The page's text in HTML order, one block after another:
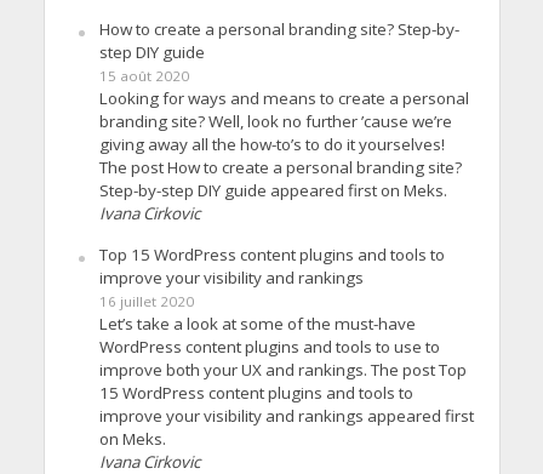
How to create a personal branding site? Step-by-
step DIY guide
15 août 2020
Looking for ways and means to create a personal
branding site? Well, look no further ’cause we’re
giving away all the how-to’s to do it yourselves!
The post How to create a personal branding site?
Step-by-step DIY guide appeared first on Meks.
Ivana Cirkovic
Top 15 WordPress content plugins and tools to
improve your visibility and rankings
16 juillet 2020
Let’s take a look at some of the must-have
WordPress content plugins and tools to use to
improve both your UX and rankings. The post Top
15 WordPress content plugins and tools to
improve your visibility and rankings appeared first
on Meks.
Ivana Cirkovic